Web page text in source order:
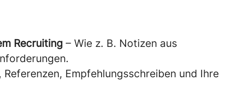
Recruiting – Wie z. B. Notizen aus
Empfehlungsschreiben und Ihre